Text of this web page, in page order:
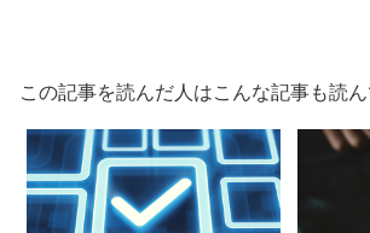
この記事を読んだ人はこんな記事も読